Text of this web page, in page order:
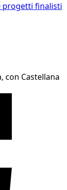
progetti finalisti
con Castellana